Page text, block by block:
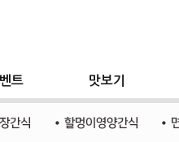
트 맛보기